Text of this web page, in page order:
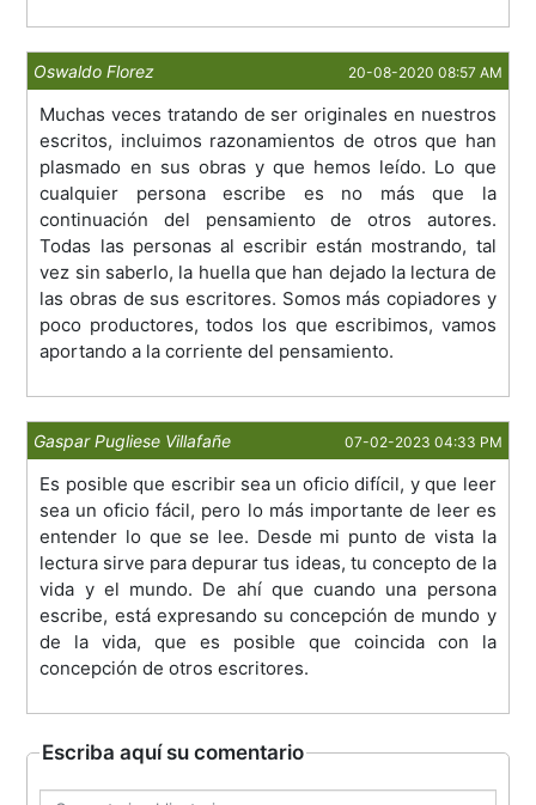
Oswaldo Florez 20-08-2020 08:57 AM
Muchas veces tratando de ser originales en nuestros
escritos, incluimos razonamientos de otros que han
plasmado en sus obras y que hemos leído. Lo que
cualquier persona escribe es no más que la
continuación del pensamiento de otros autores.
Todas las personas al escribir están mostrando, tal
vez sin saberlo, la huella que han dejado la lectura de
las obras de sus escritores. Somos más copiadores y
poco productores, todos los que escribimos, vamos
aportando a la corriente del pensamiento.
Gaspar Pugliese Villafañe 07-02-2023 04:33 PM
Es posible que escribir sea un oficio difícil, y que leer
sea un oficio fácil, pero lo más importante de leer es
entender lo que se lee. Desde mi punto de vista la
lectura sirve para depurar tus ideas, tu concepto de la
vida y el mundo. De ahí que cuando una persona
escribe, está expresando su concepción de mundo y
de la vida, que es posible que coincida con la
concepción de otros escritores.
Escriba aquí su comentario